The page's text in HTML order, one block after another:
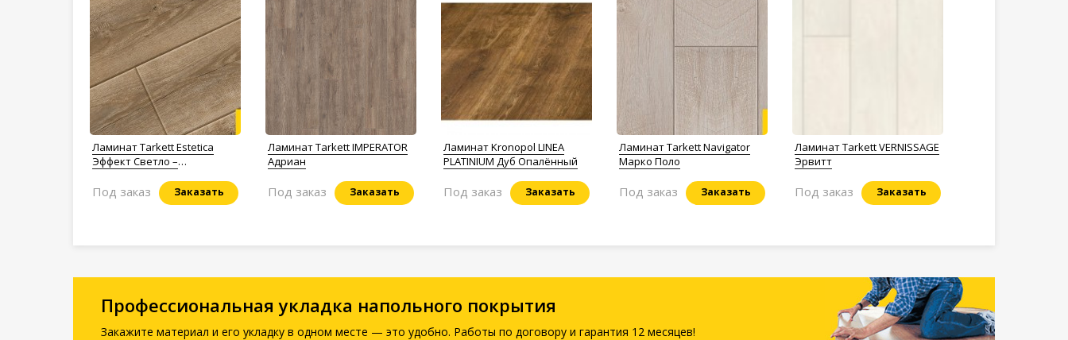
Ламинат Tarkett Estetica
Эффект Светло –
Заказать
Под заказ
Ламинат Tarkett IMPERATOR
Адриан
Заказать
Под заказ
Ламинат Kronopol LINEA
PLATINIUM Дуб Опaлённый
Заказать
Под заказ
Ламинат Tarkett Navigator
Марко Поло
Заказать
Под заказ
Ламинат Tarkett VERNISSAGE
Эрвитт
Заказать
Под заказ
Профессиональная укладка напольного покрытия
Закажите материал и его укладку в одном месте — это удобно. Работы по договору и гарантия 12 месяцев!